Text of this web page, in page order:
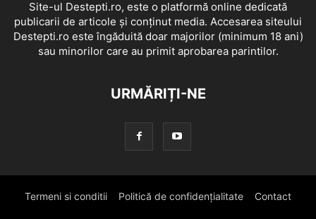
Site-ul Destepti.ro, este o platformă online dedicată
publicarii de articole și conținut media. Accesarea siteului
Destepti.ro este îngăduită doar majorilor (minimum 18 ani)
sau minorilor care au primit aprobarea parintilor.
URMĂRIȚI-NE
Termeni si conditii Politică de confidențialitate Contact